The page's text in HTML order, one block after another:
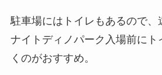
駐車場にはトイレもあるので、
ナイトディノパーク入場前にト
くのがおすすめ。